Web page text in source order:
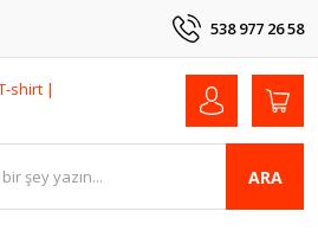
538 977 26 58
ARA